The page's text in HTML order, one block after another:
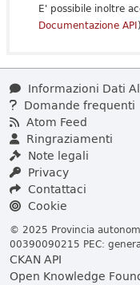
E' possibile inoltre
Documentazione API
Informazioni Dati
Domande frequenti
Atom Feed
Ringraziamenti
Note legali
Privacy
Contattaci
Cookie
© 2025 Provincia
00390090215 PEC:
CKAN API
Open Knowledge